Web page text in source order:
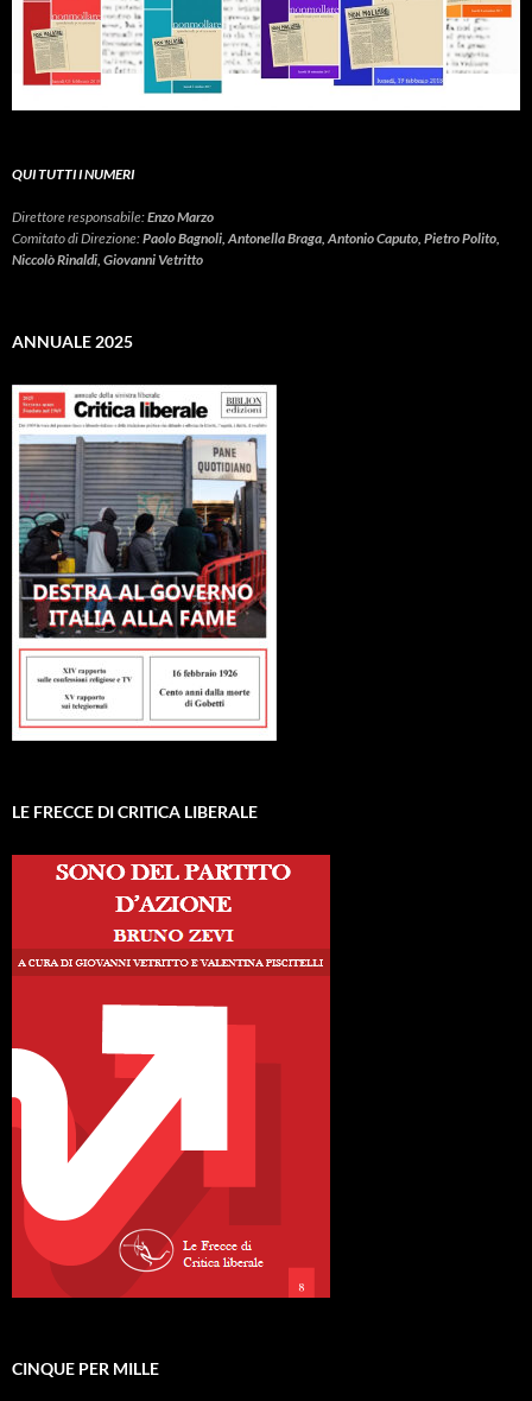
QUI TUTTI I NUMERI
Direttore responsabile:Enzo Marzo
Comitato di Direzione:Paolo Bagnoli, Antonella Braga, Antonio Caputo, Pietro Polito,
Niccolò Rinaldi, Giovanni Vetritto
ANNUALE 2025
LE FRECCE DI CRITICA LIBERALE
CINQUE PER MILLE